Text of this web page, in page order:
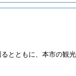
とともに、本市の観